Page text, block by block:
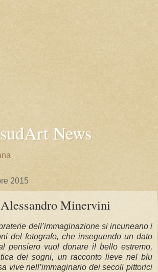
News
2015
Minervini
dell’immaginazione si incuneano i
del fotografo, che inseguendo un dato
pensiero vuol donare il bello estremo,
dei sogni, un racconto lieve nel blu
vive nell’immaginario dei secoli pittorici